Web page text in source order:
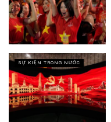
SỰ KIỆN TRONG NƯỚC